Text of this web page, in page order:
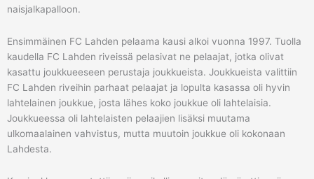
naisjalkapalloon.
Ensimmäinen FC Lahden pelaama kausi alkoi vuonna 1997. Tuolla
kaudella FC Lahden riveissä pelasivat ne pelaajat, jotka olivat
kasattu joukkueeseen perustaja joukkueista. Joukkueista valittiin
FC Lahden riveihin parhaat pelaajat ja lopulta kasassa oli hyvin
lahtelainen joukkue, josta lähes koko joukkue oli lahtelaisia.
Joukkueessa oli lahtelaisten pelaajien lisäksi muutama
ulkomaalainen vahvistus, mutta muutoin joukkue oli kokonaan
Lahdesta.